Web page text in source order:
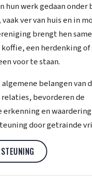
hun werk gedaan onder
ver van huis en in
brengt hen
een herdenking
voor te staan.
belangen van
bevorderen de
en
door getrainde